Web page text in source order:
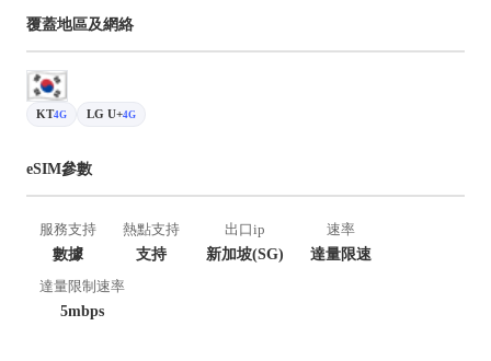
覆蓋地區及網絡
KT4G LG U+4G
eSIM參數
服務支持
數據
熱點支持
支持
出口ip
新加坡(SG)
速率
達量限速
達量限制速率
5mbps